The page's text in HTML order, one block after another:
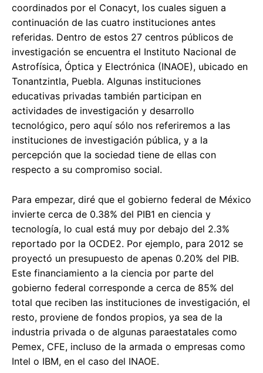
coordinados por el Conacyt, los cuales siguen a
continuación de las cuatro instituciones antes
referidas. Dentro de estos 27 centros públicos de
investigación se encuentra el Instituto Nacional de
Astrofísica, Óptica y Electrónica (INAOE), ubicado en
Tonantzintla, Puebla. Algunas instituciones
educativas privadas también participan en
actividades de investigación y desarrollo
tecnológico, pero aquí sólo nos referiremos a las
instituciones de investigación pública, y a la
percepción que la sociedad tiene de ellas con
respecto a su compromiso social.
Para empezar, diré que el gobierno federal de México
invierte cerca de 0.38% del PIB1 en ciencia y
tecnología, lo cual está muy por debajo del 2.3%
reportado por la OCDE2. Por ejemplo, para 2012 se
proyectó un presupuesto de apenas 0.20% del PIB.
Este financiamiento a la ciencia por parte del
gobierno federal corresponde a cerca de 85% del
total que reciben las instituciones de investigación, el
resto, proviene de fondos propios, ya sea de la
industria privada o de algunas paraestatales como
Pemex, CFE, incluso de la armada o empresas como
Intel o IBM, en el caso del INAOE.